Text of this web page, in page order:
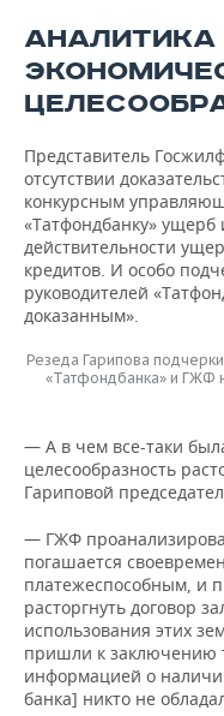
АНАЛИТИКА
Представитель
отсутствии
конкурсным
«Татфондбанку» ущерб
действительности
кредитов. И особо
руководителей
доказанным».
Резеда Гарипова
«Татфондбанка» и ГЖФ
— А в чем все-таки
целесообразность
Гариповой
— ГЖФ
погашается
платежеспособным, и
расторгнуть договор
использования этих
пришли к заключению
информацией о
банка] никто не